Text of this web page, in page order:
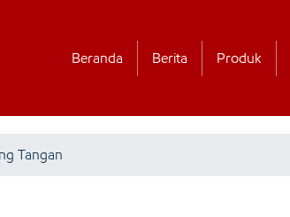
Beranda Berita Produk
Tangan